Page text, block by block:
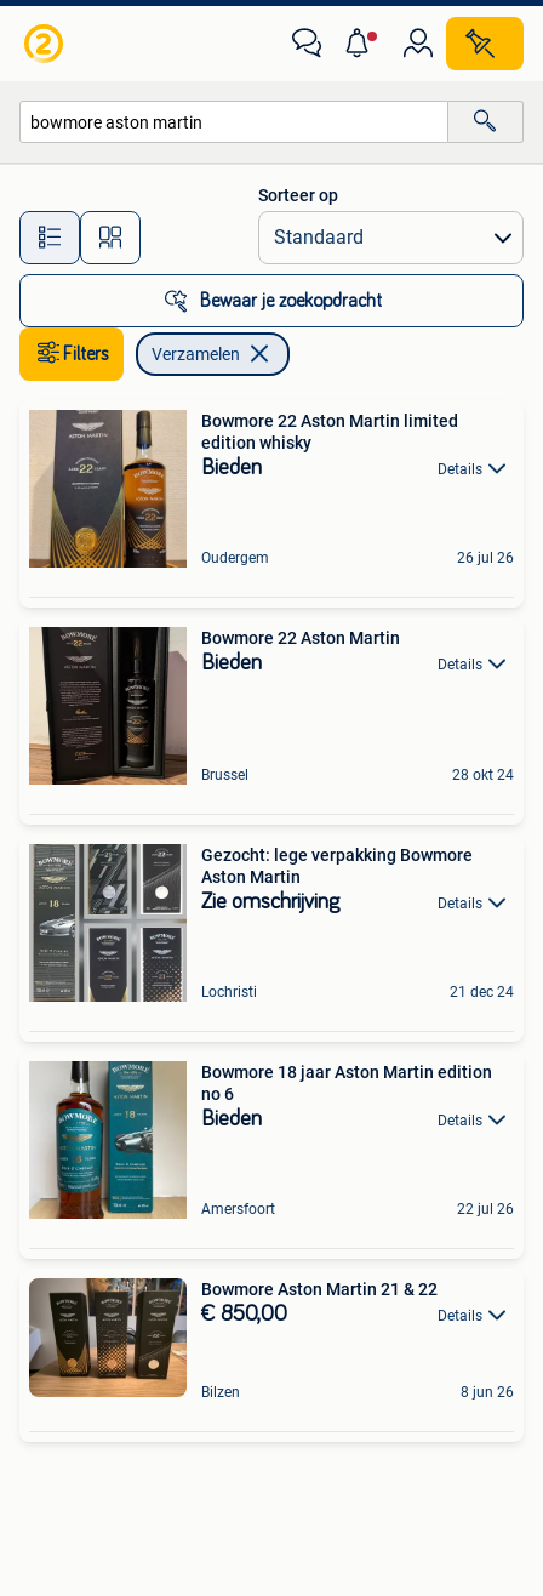
Alle afstanden…
Sorteer op
Bewaar je zoekopdracht
Filters Verzamelen
Bowmore 22 Aston Martin limited
edition whisky
Bieden Details
Oudergem 26 jul 26
Bowmore 22 Aston Martin
Bieden Details
Brussel 28 okt 24
Gezocht: lege verpakking Bowmore
Aston Martin
Zie omschrijving Details
Lochristi 21 dec 24
Bowmore 18 jaar Aston Martin edition
no 6
Bieden Details
Amersfoort 22 jul 26
Bowmore Aston Martin 21 & 22
€ 850,00 Details
Bilzen 8 jun 26